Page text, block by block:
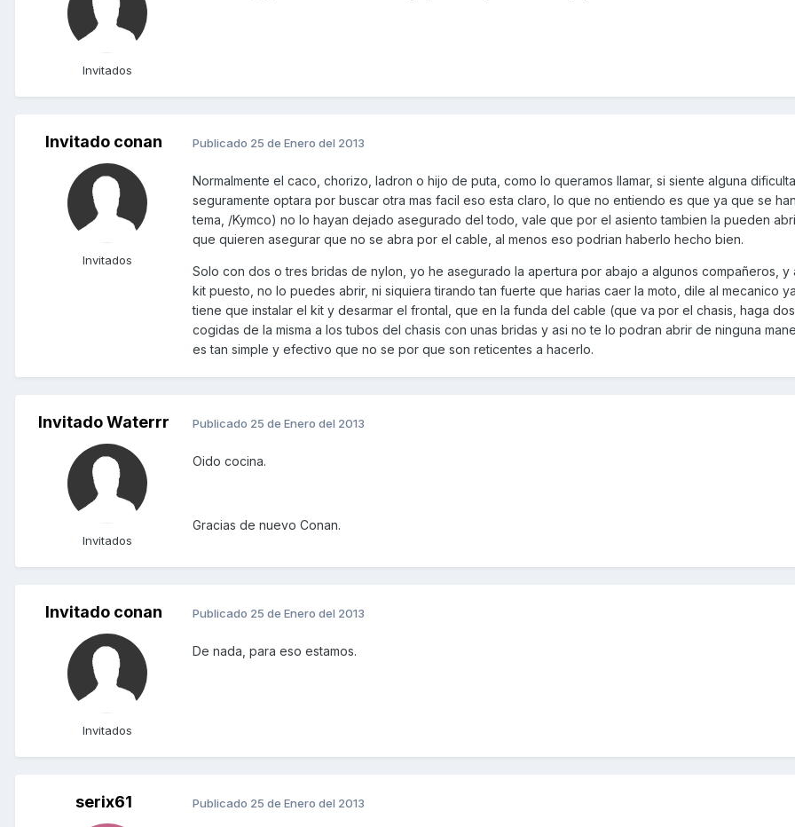
Invitados
Invitado conan
Invitados
Publicado 25 de Enero del 2013
Normalmente el caco, chorizo, ladron o hijo de puta, como lo queramos llamar, si siente alguna
seguramente optara por buscar otra mas facil eso esta claro, lo que no entiendo es que ya que se
tema, /Kymco) no lo hayan dejado asegurado del todo, vale que por el asiento tambien la pueden
que quieren asegurar que no se abra por el cable, al menos eso podrian haberlo hecho bien.
Solo con dos o tres bridas de nylon, yo he asegurado la apertura por abajo a algunos compañeros, y
kit puesto, no lo puedes abrir, ni siquiera tirando tan fuerte que harias caer la moto, dile al mecanico
tiene que instalar el kit y desarmar el frontal, que en la funda del cable (que va por el chasis, haga
cogidas de la misma a los tubos del chasis con unas bridas y asi no te lo podran abrir de ninguna
es tan simple y efectivo que no se por que son reticentes a hacerlo.
Invitado Waterrr
Invitados
Publicado 25 de Enero del 2013
Oido cocina.
Gracias de nuevo Conan.
Invitado conan
Invitados
Publicado 25 de Enero del 2013
De nada, para eso estamos.
serix61 Publicado 25 de Enero del 2013